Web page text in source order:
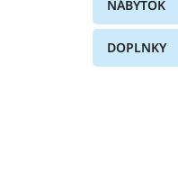
NÁBYTOK
DOPLNKY